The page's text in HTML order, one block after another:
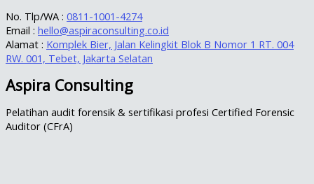
No. Tlp/WA : 0811-1001-4274
Email : hello@aspiraconsulting.co.id
Alamat : Komplek Bier, Jalan Kelingkit Blok B Nomor 1 RT. 004
RW. 001, Tebet, Jakarta Selatan
Aspira Consulting
Pelatihan audit forensik & sertifikasi profesi Certified Forensic
Auditor (CFrA)